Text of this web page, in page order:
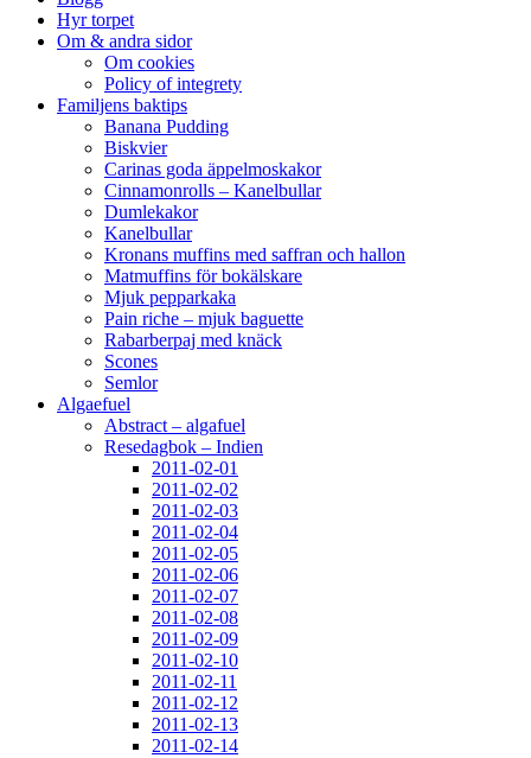
Hyr torpet
Om & andra sidor
Om cookies
Policy of integrety
Familjens baktips
Banana Pudding
Biskvier
Carinas goda äppelmoskakor
Cinnamonrolls – Kanelbullar
Dumlekakor
Kanelbullar
Kronans muffins med saffran och hallon
Matmuffins för bokälskare
Mjuk pepparkaka
Pain riche – mjuk baguette
Rabarberpaj med knäck
Scones
Semlor
Algaefuel
Abstract – algafuel
Resedagbok – Indien
2011-02-01
2011-02-02
2011-02-03
2011-02-04
2011-02-05
2011-02-06
2011-02-07
2011-02-08
2011-02-09
2011-02-10
2011-02-11
2011-02-12
2011-02-13
2011-02-14